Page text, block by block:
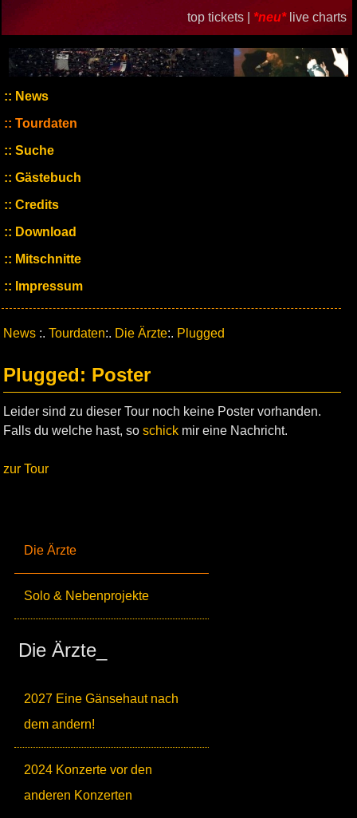
top tickets | *neu* live charts
News
Tourdaten
Suche
Gästebuch
Credits
Download
Mitschnitte
Impressum
Die Ärzte
Solo & Nebenprojekte
Die Ärzte_
2027 Eine Gänsehaut nach
dem andern!
2024 Konzerte vor den
anderen Konzerten
News :. Tourdaten:. Die Ärzte:. Plugged
Plugged: Poster
Leider sind zu dieser Tour noch keine Poster vorhanden.
Falls du welche hast, so schick mir eine Nachricht.
zur Tour